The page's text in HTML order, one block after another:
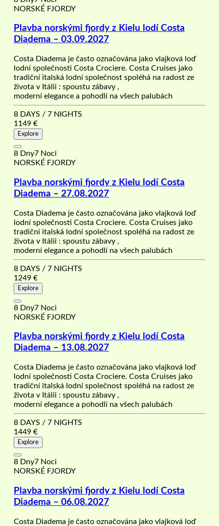
NORSKÉ FJORDY
Plavba norskými fjordy z Kielu lodí Costa
Diadema – 03.09.2027
Costa Diadema je často označována jako vlajková loď
lodní společnosti Costa Crociere. Costa Cruises jako
tradiční italská lodní společnost spoléhá na radost ze
života v Itálii : spoustu zábavy ,
moderní elegance a pohodlí na všech palubách
8 DAYS / 7 NIGHTS
1149 €
Explore
8 Dny7 Noci
NORSKÉ FJORDY
Plavba norskými fjordy z Kielu lodí Costa
Diadema – 27.08.2027
Costa Diadema je často označována jako vlajková loď
lodní společnosti Costa Crociere. Costa Cruises jako
tradiční italská lodní společnost spoléhá na radost ze
života v Itálii : spoustu zábavy ,
moderní elegance a pohodlí na všech palubách
8 DAYS / 7 NIGHTS
1249 €
Explore
8 Dny7 Noci
NORSKÉ FJORDY
Plavba norskými fjordy z Kielu lodí Costa
Diadema – 13.08.2027
Costa Diadema je často označována jako vlajková loď
lodní společnosti Costa Crociere. Costa Cruises jako
tradiční italská lodní společnost spoléhá na radost ze
života v Itálii : spoustu zábavy ,
moderní elegance a pohodlí na všech palubách
8 DAYS / 7 NIGHTS
1449 €
Explore
8 Dny7 Noci
NORSKÉ FJORDY
Plavba norskými fjordy z Kielu lodí Costa
Diadema – 06.08.2027
Costa Diadema je často označována jako vlajková loď